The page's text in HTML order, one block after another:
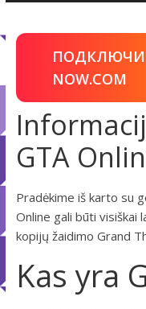
NOW.COM
GTA
Pradėkime iš karto su
Online gali būti visiškai
kopijų žaidimo Grand
Kas yra